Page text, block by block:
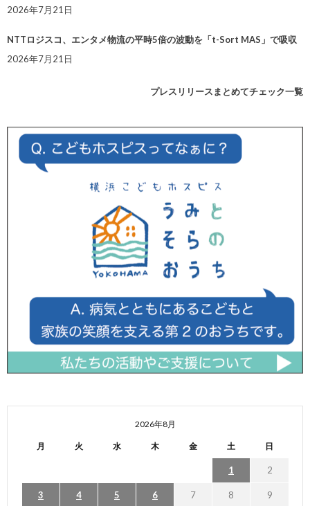
2026年7月21日
NTTロジスコ、エンタメ物流の平時5倍の波動を「t-Sort MAS」で吸収
2026年7月21日
プレスリリースまとめてチェック一覧
2026年8月
月 火 水 木 金 土 日
1 2
3 4 5 6 7 8 9